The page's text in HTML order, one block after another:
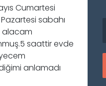
Cumartesi
sabahı
alacam
saattir evde
anlamadı